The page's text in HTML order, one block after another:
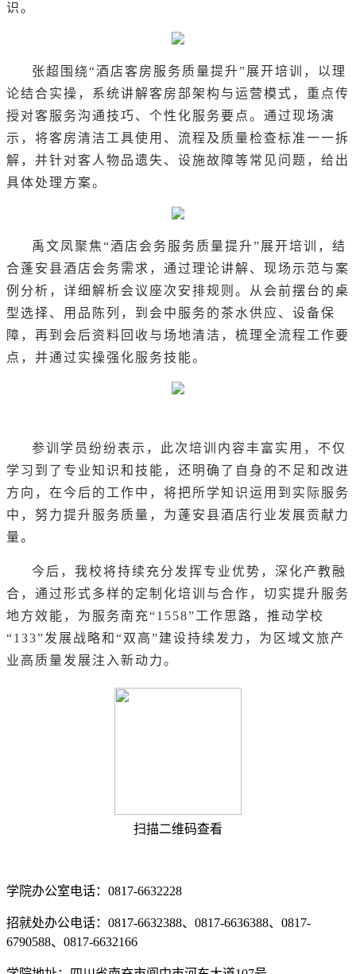
识。
张超围绕“酒店客房服务质量提升”展开培训，以理
论结合实操，系统讲解客房部架构与运营模式，重点传
授对客服务沟通技巧、个性化服务要点。通过现场演
示，将客房清洁工具使用、流程及质量检查标准一一拆
解，并针对客人物品遗失、设施故障等常见问题，给出
具体处理方案。
禹文凤聚焦“酒店会务服务质量提升”展开培训，结
合蓬安县酒店会务需求，通过理论讲解、现场示范与案
例分析，详细解析会议座次安排规则。从会前摆台的桌
型选择、用品陈列，到会中服务的茶水供应、设备保
障，再到会后资料回收与场地清洁，梳理全流程工作要
点，并通过实操强化服务技能。
参训学员纷纷表示，此次培训内容丰富实用，不仅
学习到了专业知识和技能，还明确了自身的不足和改进
方向，在今后的工作中，将把所学知识运用到实际服务
中，努力提升服务质量，为蓬安县酒店行业发展贡献力
量。
今后，我校将持续充分发挥专业优势，深化产教融
合，通过形式多样的定制化培训与合作，切实提升服务
地方效能，为服务南充“1558”工作思路，推动学校
“133”发展战略和“双高”建设持续发力，为区域文旅产
业高质量发展注入新动力。
扫描二维码查看
学院办公室电话：0817-6632228
招就处办公电话：0817-6632388、0817-6636388、0817-
6790588、0817-6632166